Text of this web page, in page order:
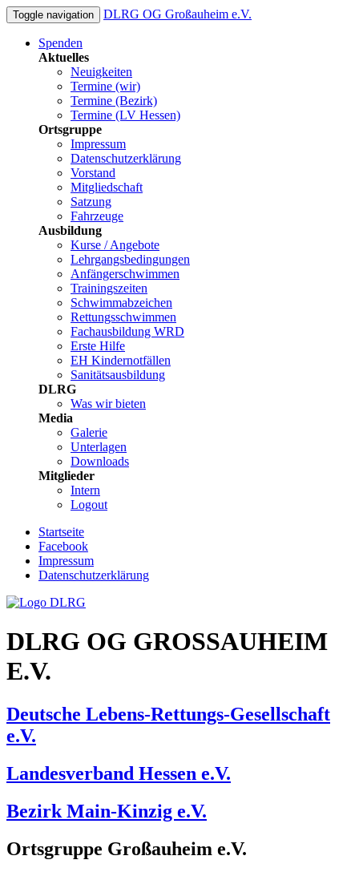
Toggle navigation DLRG OG Großauheim e.V.
Spenden
Aktuelles
Neuigkeiten
Termine (wir)
Termine (Bezirk)
Termine (LV Hessen)
Ortsgruppe
Impressum
Datenschutzerklärung
Vorstand
Mitgliedschaft
Satzung
Fahrzeuge
Ausbildung
Kurse / Angebote
Lehrgangsbedingungen
Anfängerschwimmen
Trainingszeiten
Schwimmabzeichen
Rettungsschwimmen
Fachausbildung WRD
Erste Hilfe
EH Kindernotfällen
Sanitätsausbildung
DLRG
Was wir bieten
Media
Galerie
Unterlagen
Downloads
Mitglieder
Intern
Logout
Startseite
Facebook
Impressum
Datenschutzerklärung
DLRG OG GROSSAUHEIM
E.V.
Deutsche Lebens-Rettungs-Gesellschaft
e.V.
Landesverband Hessen e.V.
Bezirk Main-Kinzig e.V.
Ortsgruppe Großauheim e.V.